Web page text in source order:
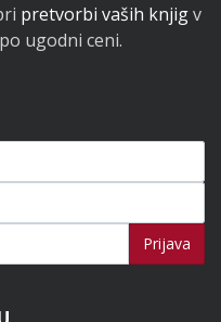
pretvorbi vaših knjigv
ugodni ceni.
Prijava